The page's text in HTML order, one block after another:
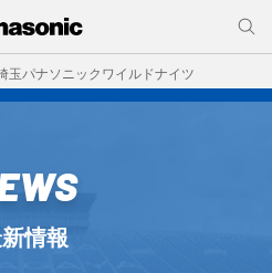
玉パナソニックワイルドナイツ
情報